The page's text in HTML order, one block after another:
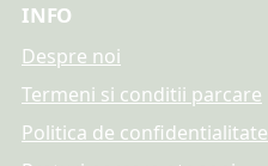
INFO
Despre noi
Termeni si conditii parcare
Politica de confidentialitate